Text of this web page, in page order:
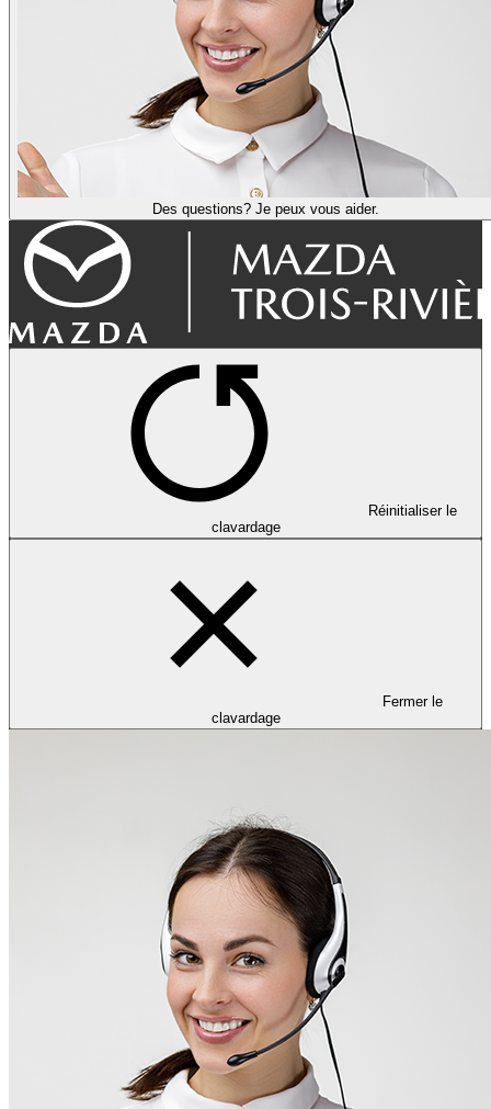
Des questions? Je peux vous aider.
Réinitialiser le
clavardage
Fermer le
clavardage